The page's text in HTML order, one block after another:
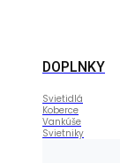
DOPLNKY
Svietidlá
Koberce
Vankúše
Svietniky